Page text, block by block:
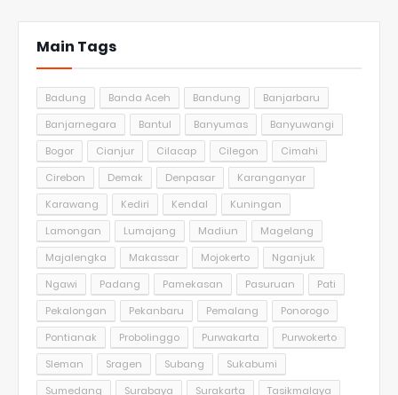
Main Tags
Badung Banda Aceh Bandung
Banjarbaru
Banjarnegara
Bantul Banyumas
Banyuwangi
Bogor
Cianjur Cilacap Cilegon
Cimahi
Cirebon
Demak Denpasar
Karanganyar
Karawang
Kediri Kendal
Kuningan
Lamongan
Lumajang Madiun
Magelang
Majalengka
Makassar Mojokerto
Nganjuk
Ngawi
Padang Pamekasan Pasuruan
Pati
Pekalongan
Pekanbaru Pemalang
Ponorogo
Pontianak
Probolinggo Purwakarta
Purwokerto
Sleman
Sragen Subang
Sukabumi
Sumedang
Surabaya Surakarta
Tasikmalaya